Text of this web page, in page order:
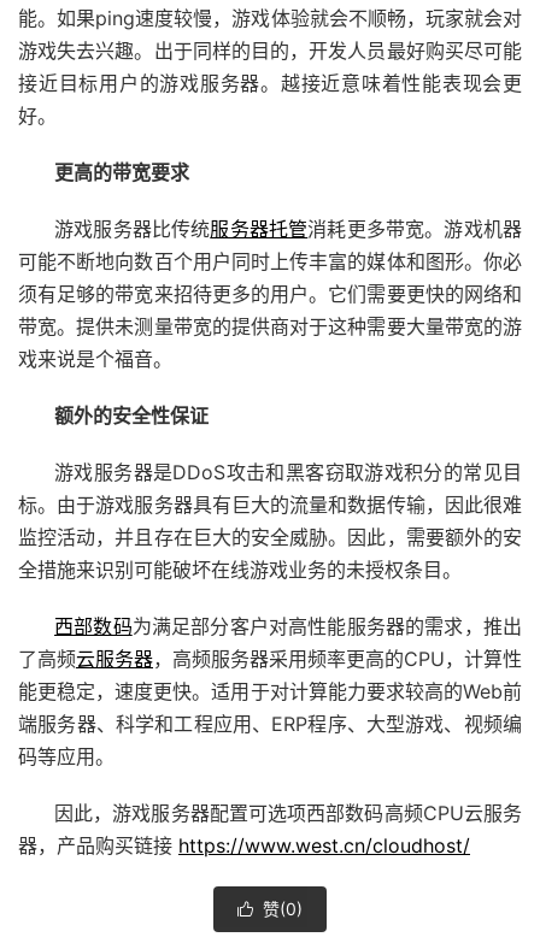
能。如果ping速度较慢，游戏体验就会不顺畅，玩家就会对
游戏失去兴趣。出于同样的目的，开发人员最好购买尽可能
接近目标用户的游戏服务器。越接近意味着性能表现会更
好。
更高的带宽要求
游戏服务器比传统服务器托管消耗更多带宽。游戏机器
可能不断地向数百个用户同时上传丰富的媒体和图形。你必
须有足够的带宽来招待更多的用户。它们需要更快的网络和
带宽。提供未测量带宽的提供商对于这种需要大量带宽的游
戏来说是个福音。
额外的安全性保证
游戏服务器是DDoS攻击和黑客窃取游戏积分的常见目
标。由于游戏服务器具有巨大的流量和数据传输，因此很难
监控活动，并且存在巨大的安全威胁。因此，需要额外的安
全措施来识别可能破坏在线游戏业务的未授权条目。
西部数码为满足部分客户对高性能服务器的需求，推出
了高频云服务器，高频服务器采用频率更高的CPU，计算性
能更稳定，速度更快。适用于对计算能力要求较高的Web前
端服务器、科学和工程应用、ERP程序、大型游戏、视频编
码等应用。
因此，游戏服务器配置可选项西部数码高频CPU云服务
器，产品购买链接 https://www.west.cn/cloudhost/
 赞(0)